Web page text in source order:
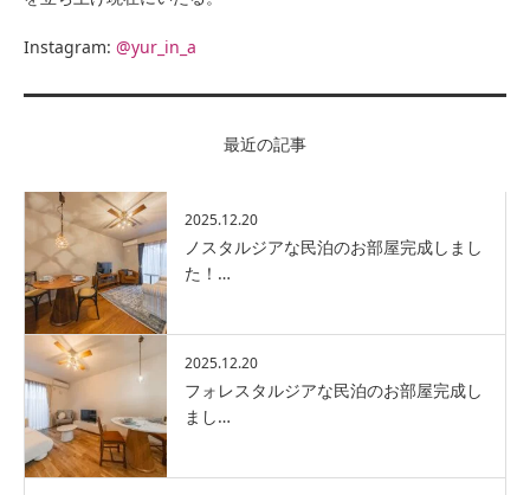
Instagram: @yur_in_a
最近の記事
2025.12.20
ノスタルジアな民泊のお部屋完成しまし
た！…
2025.12.20
フォレスタルジアな民泊のお部屋完成し
まし…